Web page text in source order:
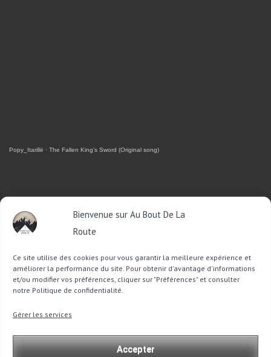
Bienvenue sur Au Bout De La
Route
Ce site utilise des cookies pour vous garantir la meilleure expérience et
améliorer la performance du site. Pour obtenir d'avantage d'informations
et/ou modifier vos préférences, cliquer sur "Préférences" et consulter
notre Politique de confidentialité.
Gérer les services
Accepter
Popy_Itarillë · The Fallen King's Sword (Original song)
RETROUVEZ-MOI SUR FACEBOOK
OU SUR TWITTER
Follow @Sophie_ABDLRTweet to @Sophie_ABDLR
: